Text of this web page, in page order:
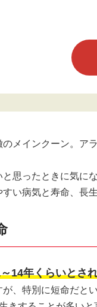
メインクーン。ア
思ったときに気に
い病気と寿命、長
14年くらいとさ
、特別に短命だと